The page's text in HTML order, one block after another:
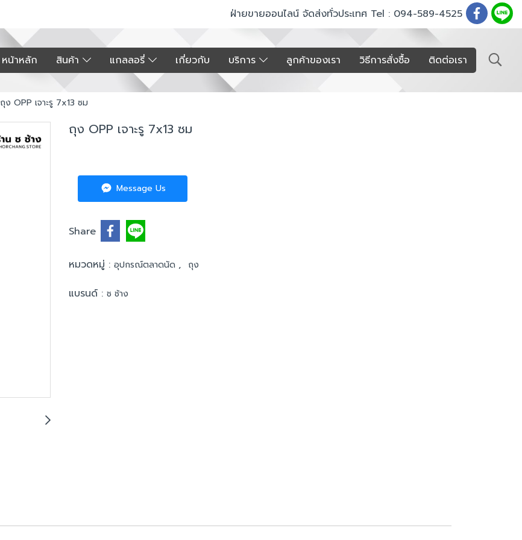
ฝ่ายขายออนไลน์ จัดส่งทั่วประเทศ Tel : 094-589-4525
หน้าหลัก สินค้า แกลลอรี่ เกี่ยวกับ บริการ ลูกค้าของเรา วิธีการสั่งซื้อ ติดต่อเรา
ถุง OPP เจาะรู 7x13 ซม
ถุง OPP เจาะรู 7x13 ซม
Message Us
Share
หมวดหมู่ : อุปกรณ์ตลาดนัด , ถุง
แบรนด์ : ช ช้าง